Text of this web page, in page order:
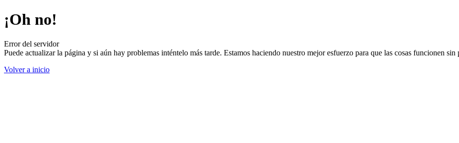
¡Oh no!
Error del servidor
Puede actualizar la página y si aún hay problemas inténtelo más tarde. Estamos haciendo nuestro mejor esfuerzo para que las cosas funcionen sin
Volver a inicio